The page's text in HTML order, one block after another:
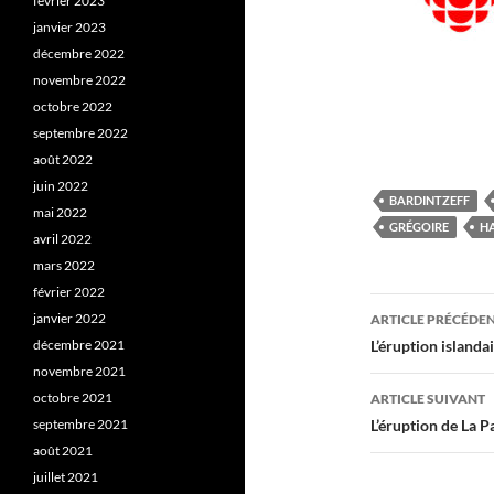
BARDINTZEFF
GRÉGOIRE
des
articles
ARTICLE
L’éruption
ARTICLE SUIVANT
L’éruption de La
janvier 2023
décembre 2022
novembre 2022
octobre 2022
septembre 2022
août 2022
juin 2022
mai 2022
avril 2022
mars 2022
février 2022
janvier 2022
décembre 2021
novembre 2021
octobre 2021
septembre 2021
août 2021
juillet 2021